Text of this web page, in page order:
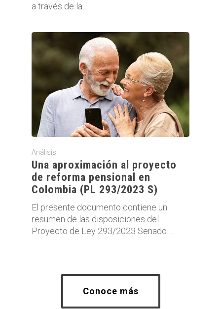
a través de la…
Análisis
Una aproximación al proyecto
de reforma pensional en
Colombia (PL 293/2023 S)
El presente documento contiene un
resumen de las disposiciones del
Proyecto de Ley 293/2023 Senado…
Conoce más